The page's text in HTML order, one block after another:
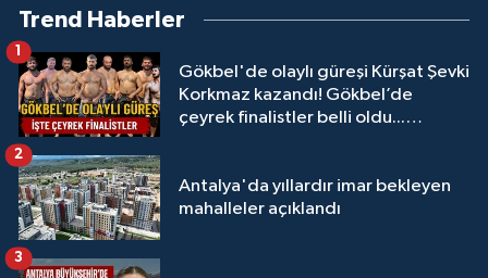
Trend Haberler
Gökbel'de olaylı güreşi Kürşat Şevki
Korkmaz kazandı! Gökbel’de
çeyrek finalistler belli oldu...
Antalya'da yıllardır imar bekleyen
mahalleler açıklandı
2
3